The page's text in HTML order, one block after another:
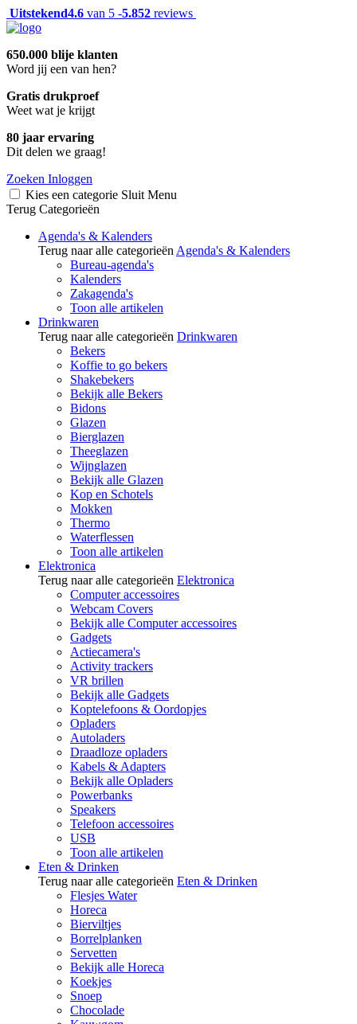
Uitstekend4.6 van 5 -5.852 reviews
650.000 blije klanten
Word jij een van hen?
Gratis drukproef
Weet wat je krijgt
80 jaar ervaring
Dit delen we graag!
Zoeken Inloggen
Kies een categorie Sluit Menu
Terug Categorieën
Agenda's & Kalenders
Terug naar alle categorieën Agenda's & Kalenders
Bureau-agenda's
Kalenders
Zakagenda's
Toon alle artikelen
Drinkwaren
Terug naar alle categorieën Drinkwaren
Bekers
Koffie to go bekers
Shakebekers
Bekijk alle Bekers
Bidons
Glazen
Bierglazen
Theeglazen
Wijnglazen
Bekijk alle Glazen
Kop en Schotels
Mokken
Thermo
Waterflessen
Toon alle artikelen
Elektronica
Terug naar alle categorieën Elektronica
Computer accessoires
Webcam Covers
Bekijk alle Computer accessoires
Gadgets
Actiecamera's
Activity trackers
VR brillen
Bekijk alle Gadgets
Koptelefoons & Oordopjes
Opladers
Autoladers
Draadloze opladers
Kabels & Adapters
Bekijk alle Opladers
Powerbanks
Speakers
Telefoon accessoires
USB
Toon alle artikelen
Eten & Drinken
Terug naar alle categorieën Eten & Drinken
Flesjes Water
Horeca
Bierviltjes
Borrelplanken
Servetten
Bekijk alle Horeca
Koekjes
Snoep
Chocolade